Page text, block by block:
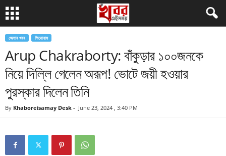
জেলার খবর শিরোনাম
Arup Chakraborty: বাঁকুড়ার ১০০জনকে
নিয়ে দিল্লি গেলেন অরূপ! ভোটে জয়ী হওয়ার
পুরস্কার দিলেন তিনি
By Khaboreisamay Desk - June 23, 2024 , 3:40 PM